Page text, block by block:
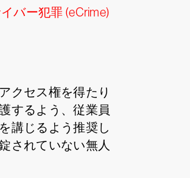
バー犯罪 (eCrime)
クセス権を得たり
するよう、従業員
講じるよう推奨し
されていない無人